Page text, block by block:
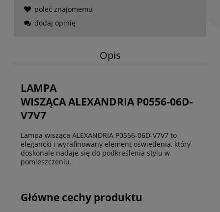
poleć znajomemu
dodaj opinię
Opis
LAMPA
WISZĄCA ALEXANDRIA P0556-06D-
V7V7
Lampa wisząca ALEXANDRIA P0556-06D-V7V7 to
elegancki i wyrafinowany element oświetlenia, który
doskonale nadaje się do podkreślenia stylu w
pomieszczeniu.
Główne cechy produktu